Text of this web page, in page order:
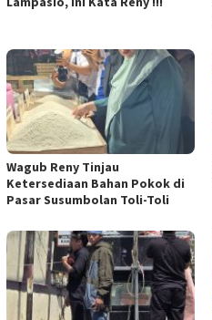
Wagub Reny Tinjau
Ketersediaan Bahan Pokok di
Pasar Susumbolan Toli-Toli